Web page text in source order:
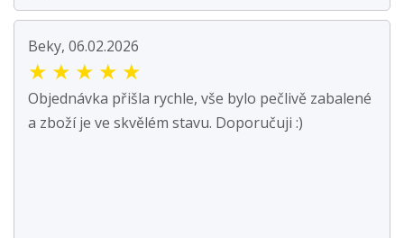
Beky, 06.02.2026
★ ★ ★ ★ ★
Objednávka přišla rychle, vše bylo pečlivě zabalené
a zboží je ve skvělém stavu. Doporučuji :)